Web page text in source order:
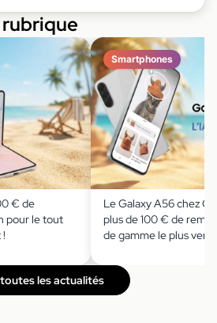
rubrique
€ de
pour le tout
Smartphones
Le Galaxy A56 chez
plus de 100 € de
de gamme le plus
les actualités